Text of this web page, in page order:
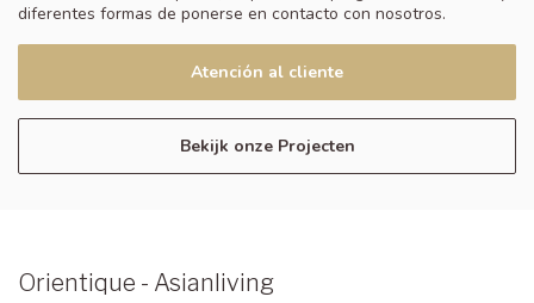
diferentes formas de ponerse en contacto con nosotros.
Atención al cliente
Bekijk onze Projecten
Orientique - Asianliving